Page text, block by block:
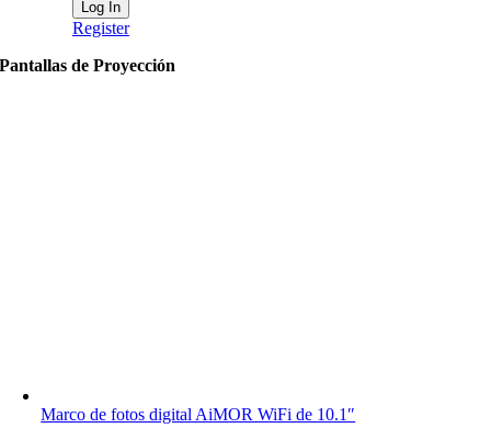
Register
Pantallas de Proyección
Marco de fotos digital AiMOR WiFi de 10.1″